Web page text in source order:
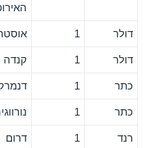
דולר 1
דולר 1 קנדה
כתר 1
כתר 1
רנד 1
דרום